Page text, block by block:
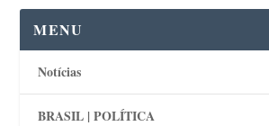
MENU
Notícias
BRASIL | POLÍTICA